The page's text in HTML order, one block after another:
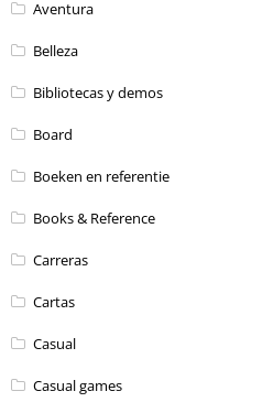
Aventura
Belleza
Bibliotecas y demos
Board
Boeken en referentie
Books & Reference
Carreras
Cartas
Casual
Casual games